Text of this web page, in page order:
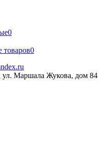
0
товаров0
Маршала Жукова, дом 84